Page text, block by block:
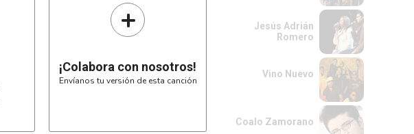
+
¡Colabora con nosotros!
Envíanos tu versión de esta canción
Jesús Adrián
Romero
Vino Nuevo
Coalo Zamorano